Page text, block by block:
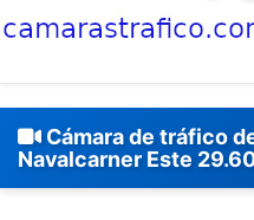
Cámara de tráfico
Navalcarner Este